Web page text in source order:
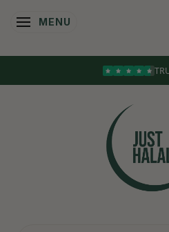
SKIFTE NAVIGATION
MENU